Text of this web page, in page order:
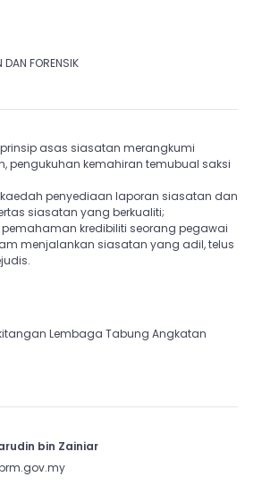
DAN FORENSIK
asas siasatan merangkumi
pengukuhan kemahiran temubual saksi
penyediaan laporan siasatan dan
siasatan yang berkualiti;
kredibiliti seorang pegawai
menjalankan siasatan yang adil, telus
Lembaga Tabung Angkatan
bin Zainiar